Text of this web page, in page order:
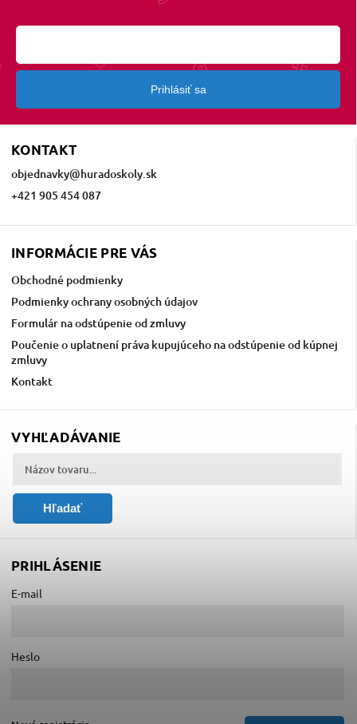
KONTAKT
objednavky@huradoskoly.sk
+421 905 454 087
INFORMÁCIE PRE VÁS
Obchodné podmienky
Podmienky ochrany osobných údajov
Formulár na odstúpenie od zmluvy
Poučenie o uplatnení práva kupujúceho na odstúpenie od kúpnej
zmluvy
Kontakt
Prihlásiť sa
VYHĽADÁVANIE
Hľadať
PRIHLÁSENIE
E-mail
Heslo